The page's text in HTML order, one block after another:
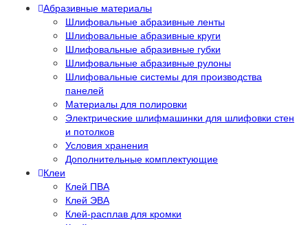
Абразивные материалы
Шлифовальные абразивные ленты
Шлифовальные абразивные круги
Шлифовальные абразивные губки
Шлифовальные абразивные рулоны
Шлифовальные системы для производства
панелей
Материалы для полировки
Электрические шлифмашинки для шлифовки стен
и потолков
Условия хранения
Дополнительные комплектующие
Клеи
Клей ПВА
Клей ЭВА
Клей-расплав для кромки